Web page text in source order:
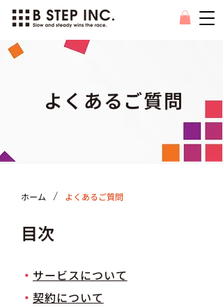
よくあるご質問
ホーム / よくあるご質問
​目次
・ サービスについて
・ 契約について